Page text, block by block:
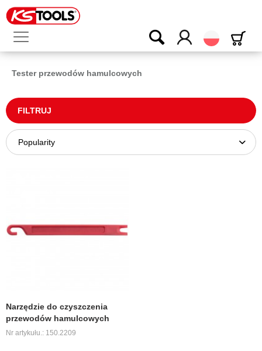
Polski
Tester przewodów hamulcowych
FILTRUJ
Narzędzie do czyszczenia
przewodów hamulcowych
Nr artykułu.: 150.2209